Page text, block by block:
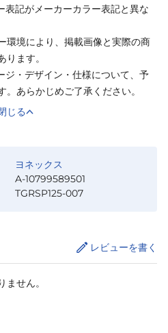
記がメーカーカラー表記と異な
環境により、掲載画像と実際の商
ます。
・デザイン・仕様について、予
あらかじめご了承ください。
じる
ヨネックス
A-10799589501
TGRSP125-007
レビューを書く
せん。